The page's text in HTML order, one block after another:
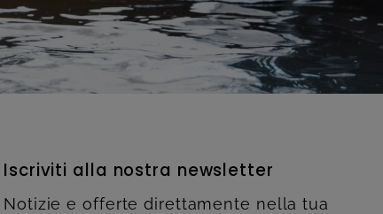
Iscriviti alla nostra newsletter
Notizie e offerte direttamente nella tua